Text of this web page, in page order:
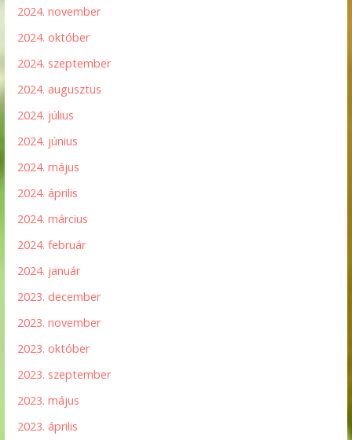
2024. november
2024. október
2024. szeptember
2024. augusztus
2024. július
2024. június
2024. május
2024. április
2024. március
2024. február
2024. január
2023. december
2023. november
2023. október
2023. szeptember
2023. május
2023. április